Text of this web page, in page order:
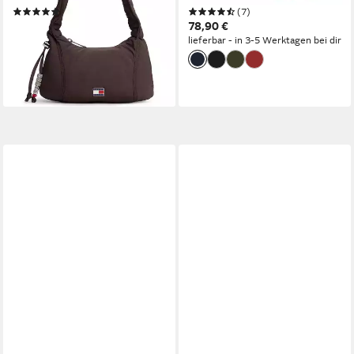
Schmuckelementen
(2)
55,48 € UVP
lieferbar - in 1-2 Werktagen bei dir
(7)
78,90 €
lieferbar - in 3-5 Werktagen bei dir